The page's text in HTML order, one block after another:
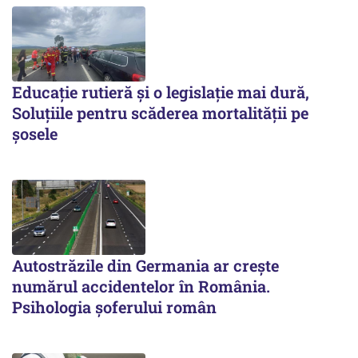
Educație rutieră și o legislație mai dură,
Soluțiile pentru scăderea mortalității pe
şosele
Autostrăzile din Germania ar crește
numărul accidentelor în România.
Psihologia șoferului român